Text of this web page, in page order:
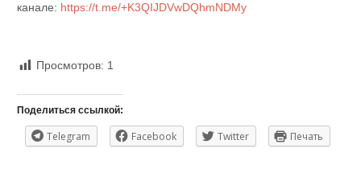
канале: https://t.me/+K3QIJDVwDQhmNDMy
Просмотров: 1
Поделиться ссылкой:
Telegram Facebook Twitter Печать